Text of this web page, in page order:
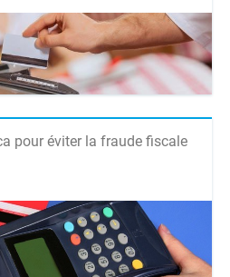
pour éviter la fraude fiscale